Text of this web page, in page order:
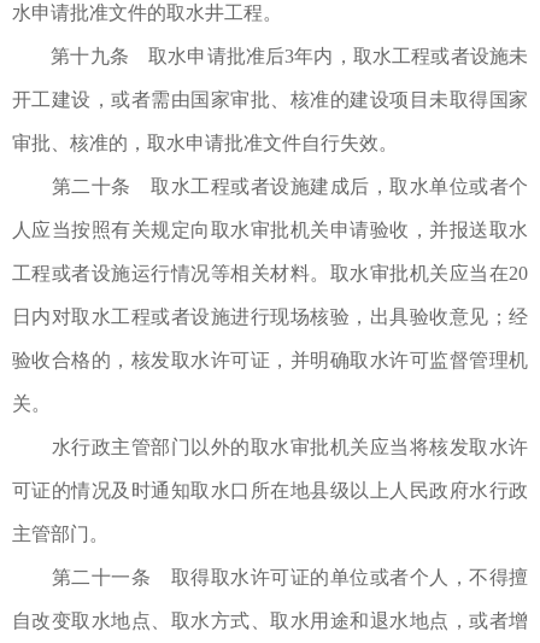
水申请批准文件的取水井工程。
第十九条 取水申请批准后3年内，取水工程或者设施未
开工建设，或者需由国家审批、核准的建设项目未取得国家
审批、核准的，取水申请批准文件自行失效。
第二十条 取水工程或者设施建成后，取水单位或者个
人应当按照有关规定向取水审批机关申请验收，并报送取水
工程或者设施运行情况等相关材料。取水审批机关应当在20
日内对取水工程或者设施进行现场核验，出具验收意见；经
验收合格的，核发取水许可证，并明确取水许可监督管理机
关。
水行政主管部门以外的取水审批机关应当将核发取水许
可证的情况及时通知取水口所在地县级以上人民政府水行政
主管部门。
第二十一条 取得取水许可证的单位或者个人，不得擅
自改变取水地点、取水方式、取水用途和退水地点，或者增